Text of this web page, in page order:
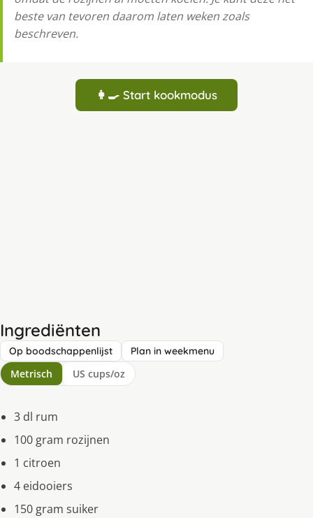
beste van tevoren daarom laten weken zoals
beschreven.
👩‍🍳 Start kookmodus
Ingrediënten
Op boodschappenlijst Plan in weekmenu
Metrisch US cups/oz
3 dl rum
100 gram rozijnen
1 citroen
4 eidooiers
150 gram suiker